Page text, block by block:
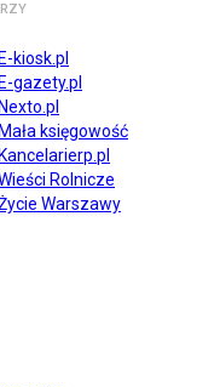
E-kiosk.pl
E-gazety.pl
Nexto.pl
Mała księgowość
Kancelarierp.pl
Rolnicze
Warszawy